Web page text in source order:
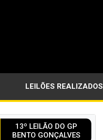
LEILÕES REALIZADOS
13º LEILÃO DO GP
BENTO GONÇALVES